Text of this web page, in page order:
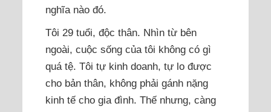
nghĩa nào đó.
Tôi 29 tuổi, độc thân. Nhìn từ bên
ngoài, cuộc sống của tôi không có gì
quá tệ. Tôi tự kinh doanh, tự lo được
cho bản thân, không phải gánh nặng
kinh tế cho gia đình. Thế nhưng, càng